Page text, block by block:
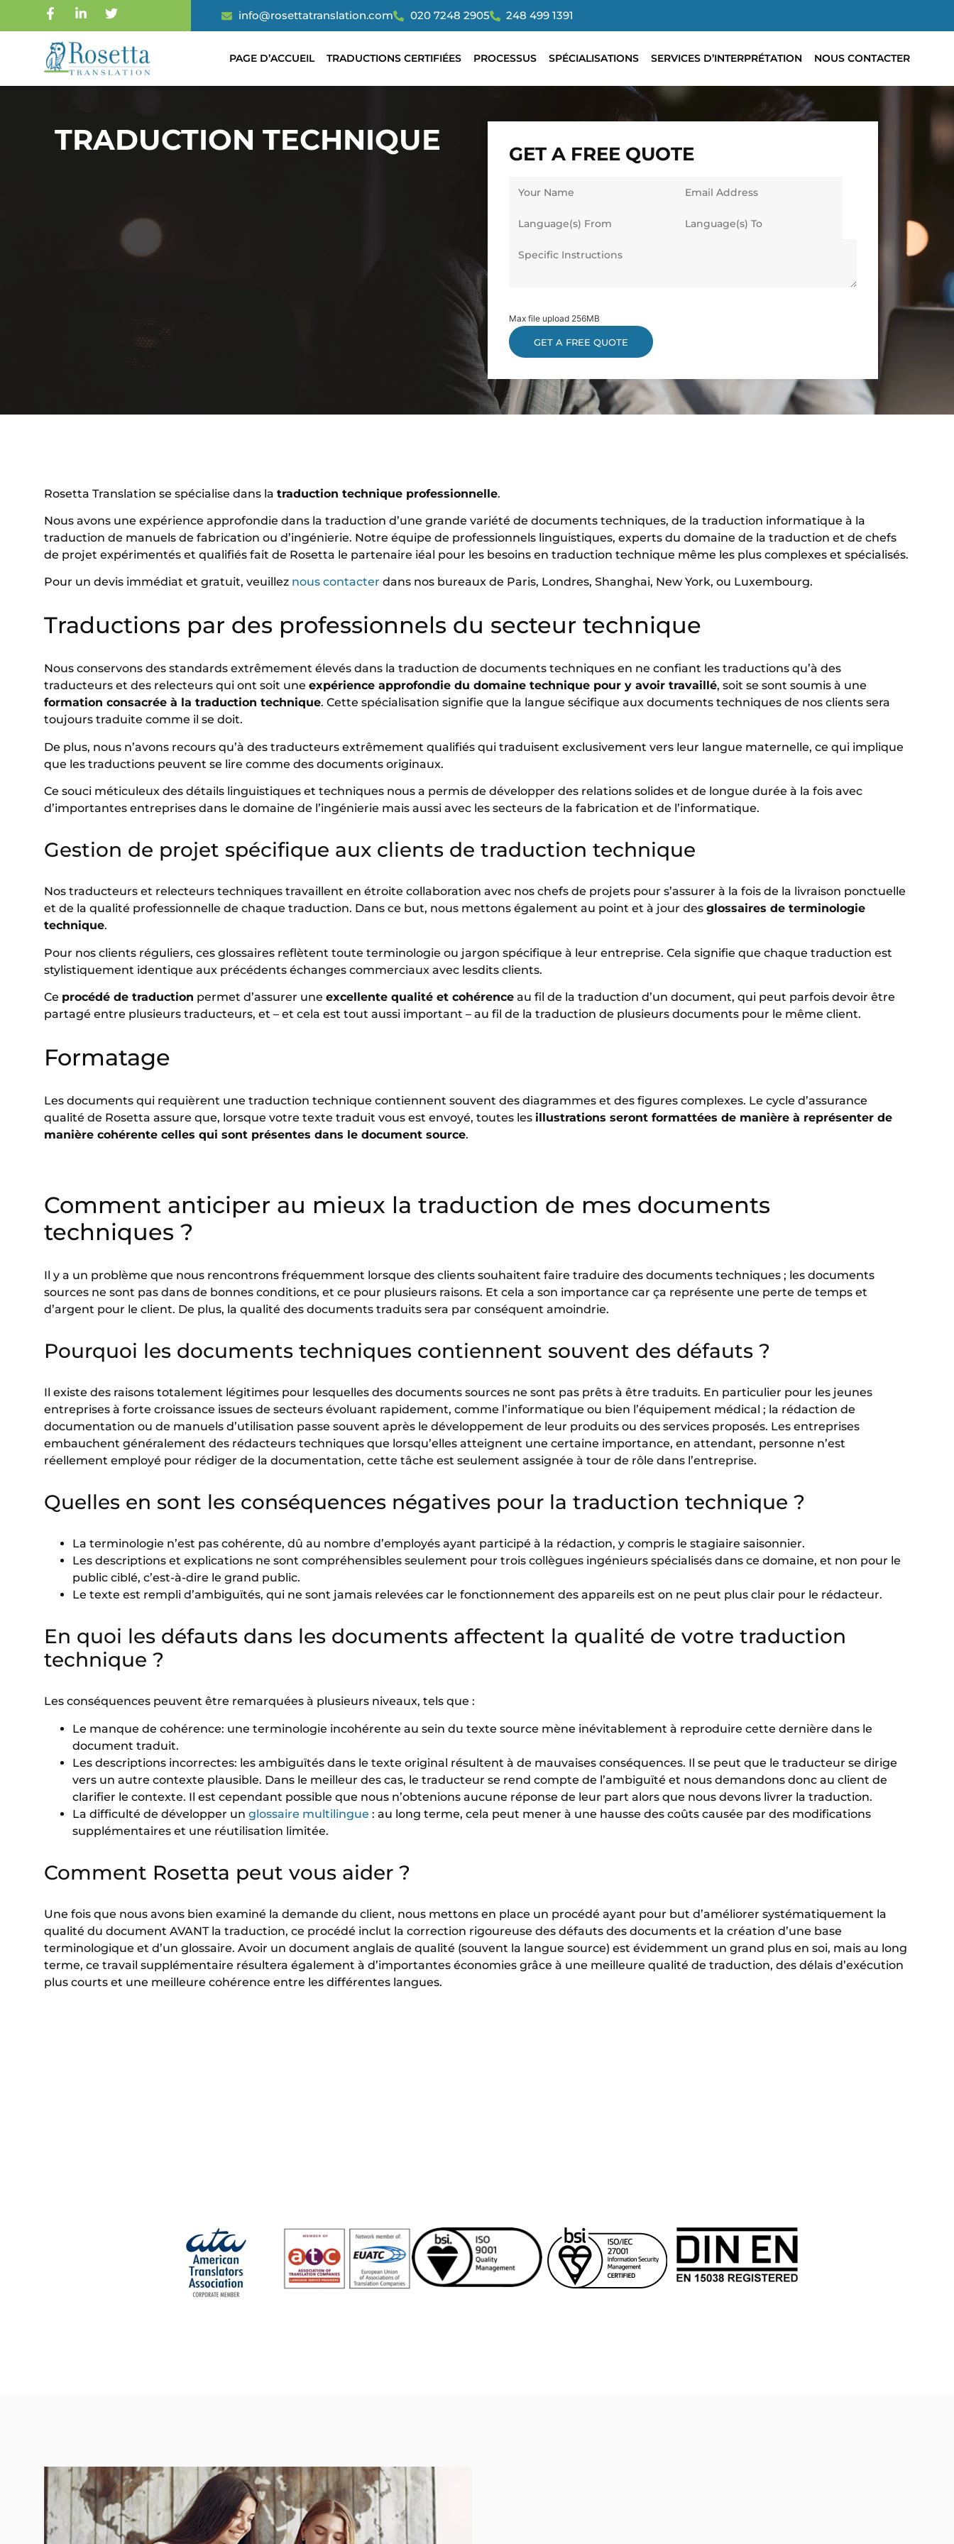
info@rosettatranslation.com 020 7248 2905 248 499 1391
PAGE D’ACCUEIL TRADUCTIONS CERTIFIÉES PROCESSUS SPÉCIALISATIONS SERVICES D’INTERPRÉTATION NOUS CONTACTER
TRADUCTION TECHNIQUE GET A FREE QUOTE
Max file upload 256MB
Rosetta Translation se spécialise dans la traduction technique professionnelle.
Nous avons une expérience approfondie dans la traduction d’une grande variété de documents techniques, de la traduction informatique à la
traduction de manuels de fabrication ou d’ingénierie. Notre équipe de professionnels linguistiques, experts du domaine de la traduction et de chefs
de projet expérimentés et qualifiés fait de Rosetta le partenaire iéal pour les besoins en traduction technique même les plus complexes et spécialisés.
Pour un devis immédiat et gratuit, veuillez nous contacter dans nos bureaux de Paris, Londres, Shanghai, New York, ou Luxembourg.
Traductions par des professionnels du secteur technique
Nous conservons des standards extrêmement élevés dans la traduction de documents techniques en ne confiant les traductions qu’à des
traducteurs et des relecteurs qui ont soit une expérience approfondie du domaine technique pour y avoir travaillé, soit se sont soumis à une
formation consacrée à la traduction technique. Cette spécialisation signifie que la langue sécifique aux documents techniques de nos clients sera
toujours traduite comme il se doit.
De plus, nous n’avons recours qu’à des traducteurs extrêmement qualifiés qui traduisent exclusivement vers leur langue maternelle, ce qui implique
que les traductions peuvent se lire comme des documents originaux.
Ce souci méticuleux des détails linguistiques et techniques nous a permis de développer des relations solides et de longue durée à la fois avec
d’importantes entreprises dans le domaine de l’ingénierie mais aussi avec les secteurs de la fabrication et de l’informatique.
Gestion de projet spécifique aux clients de traduction technique
Nos traducteurs et relecteurs techniques travaillent en étroite collaboration avec nos chefs de projets pour s’assurer à la fois de la livraison ponctuelle
et de la qualité professionnelle de chaque traduction. Dans ce but, nous mettons également au point et à jour des glossaires de terminologie
technique.
Pour nos clients réguliers, ces glossaires reflètent toute terminologie ou jargon spécifique à leur entreprise. Cela signifie que chaque traduction est
stylistiquement identique aux précédents échanges commerciaux avec lesdits clients.
Ce procédé de traduction permet d’assurer une excellente qualité et cohérence au fil de la traduction d’un document, qui peut parfois devoir être
partagé entre plusieurs traducteurs, et – et cela est tout aussi important – au fil de la traduction de plusieurs documents pour le même client.
Formatage
Les documents qui requièrent une traduction technique contiennent souvent des diagrammes et des figures complexes. Le cycle d’assurance
qualité de Rosetta assure que, lorsque votre texte traduit vous est envoyé, toutes les illustrations seront formattées de manière à représenter de
manière cohérente celles qui sont présentes dans le document source.
Comment anticiper au mieux la traduction de mes documents
techniques ?
Il y a un problème que nous rencontrons fréquemment lorsque des clients souhaitent faire traduire des documents techniques ; les documents
sources ne sont pas dans de bonnes conditions, et ce pour plusieurs raisons. Et cela a son importance car ça représente une perte de temps et
d’argent pour le client. De plus, la qualité des documents traduits sera par conséquent amoindrie.
Pourquoi les documents techniques contiennent souvent des défauts ?
Il existe des raisons totalement légitimes pour lesquelles des documents sources ne sont pas prêts à être traduits. En particulier pour les jeunes
entreprises à forte croissance issues de secteurs évoluant rapidement, comme l’informatique ou bien l’équipement médical ; la rédaction de
documentation ou de manuels d’utilisation passe souvent après le développement de leur produits ou des services proposés. Les entreprises
embauchent généralement des rédacteurs techniques que lorsqu’elles atteignent une certaine importance, en attendant, personne n’est
réellement employé pour rédiger de la documentation, cette tâche est seulement assignée à tour de rôle dans l’entreprise.
Quelles en sont les conséquences négatives pour la traduction technique ?
La terminologie n’est pas cohérente, dû au nombre d’employés ayant participé à la rédaction, y compris le stagiaire saisonnier.
Les descriptions et explications ne sont compréhensibles seulement pour trois collègues ingénieurs spécialisés dans ce domaine, et non pour le
public ciblé, c’est-à-dire le grand public.
Le texte est rempli d’ambiguïtés, qui ne sont jamais relevées car le fonctionnement des appareils est on ne peut plus clair pour le rédacteur.
En quoi les défauts dans les documents affectent la qualité de votre traduction
technique ?
Les conséquences peuvent être remarquées à plusieurs niveaux, tels que :
Le manque de cohérence: une terminologie incohérente au sein du texte source mène inévitablement à reproduire cette dernière dans le
document traduit.
Les descriptions incorrectes: les ambiguïtés dans le texte original résultent à de mauvaises conséquences. Il se peut que le traducteur se dirige
vers un autre contexte plausible. Dans le meilleur des cas, le traducteur se rend compte de l’ambiguïté et nous demandons donc au client de
clarifier le contexte. Il est cependant possible que nous n’obtenions aucune réponse de leur part alors que nous devons livrer la traduction.
La difficulté de développer un glossaire multilingue : au long terme, cela peut mener à une hausse des coûts causée par des modifications
supplémentaires et une réutilisation limitée.
Comment Rosetta peut vous aider ?
Une fois que nous avons bien examiné la demande du client, nous mettons en place un procédé ayant pour but d’améliorer systématiquement la
qualité du document AVANT la traduction, ce procédé inclut la correction rigoureuse des défauts des documents et la création d’une base
terminologique et d’un glossaire. Avoir un document anglais de qualité (souvent la langue source) est évidemment un grand plus en soi, mais au long
terme, ce travail supplémentaire résultera également à d’importantes économies grâce à une meilleure qualité de traduction, des délais d’exécution
plus courts et une meilleure cohérence entre les différentes langues.